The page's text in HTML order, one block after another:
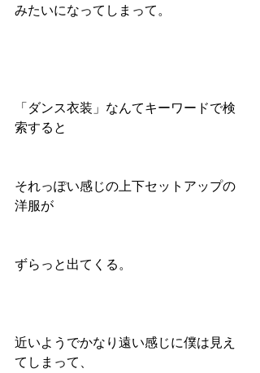
みたいになってしまって。
「ダンス衣装」なんてキーワードで検
索すると
それっぽい感じの上下セットアップの
洋服が
ずらっと出てくる。
近いようでかなり遠い感じに僕は見え
てしまって、